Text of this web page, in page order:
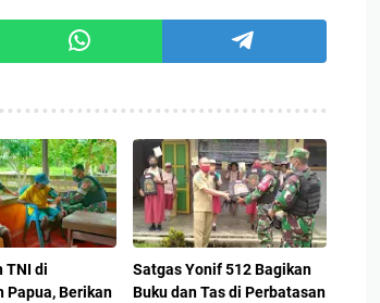
TNI di
Papua, Berikan
Satgas Yonif 512 Bagikan
Buku dan Tas di Perbatasan